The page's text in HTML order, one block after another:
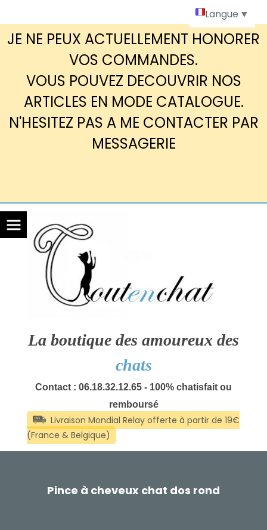
JE NE PEUX ACTUELLEMENT HONORER
VOS COMMANDES.
VOUS POUVEZ DECOUVRIR NOS
ARTICLES EN MODE CATALOGUE.
N'HESITEZ PAS A ME CONTACTER PAR
MESSAGERIE
La boutique des amoureux des
chats
Contact : 06.18.32.12.65 - 100% chatisfait ou
remboursé
Pince à cheveux chat dos rond
Langue ▼